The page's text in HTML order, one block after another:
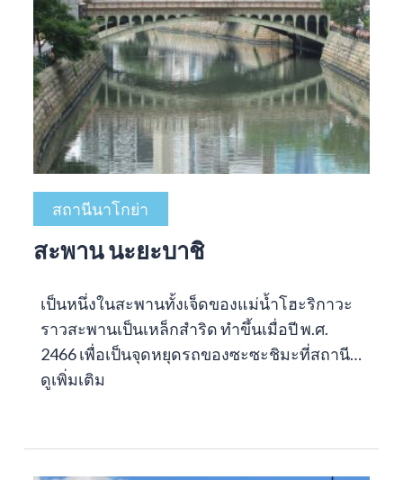
สถานีนาโกย่า
สะพาน นะยะบาชิ
เป็นหนึ่งในสะพานทั้งเจ็ดของแม่น้ำโฮะริกาวะ
ราวสะพานเป็นเหล็กสำริด ทำขึ้นเมื่อปี พ.ศ.
2466 เพื่อเป็นจุดหยุดรถของซะซะชิมะที่สถานี…
ดูเพิ่มเติม